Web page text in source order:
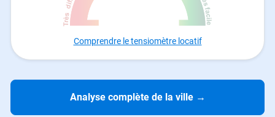
Comprendre le tensiomètre locatif
Analyse complète de la ville →